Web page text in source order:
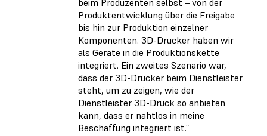
Produktentwicklung über die Freigabe
bis hin zur Produktion einzelner
Komponenten. 3D-Drucker haben wir
als Geräte in die Produktionskette
integriert. Ein zweites Szenario war,
dass der 3D-Drucker beim Dienstleister
steht, um zu zeigen, wie der
Dienstleister 3D-Druck so anbieten
kann, dass er nahtlos in meine
Beschaffung integriert ist.”